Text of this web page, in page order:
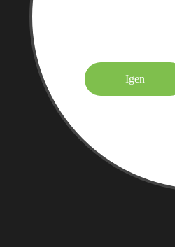
Igen